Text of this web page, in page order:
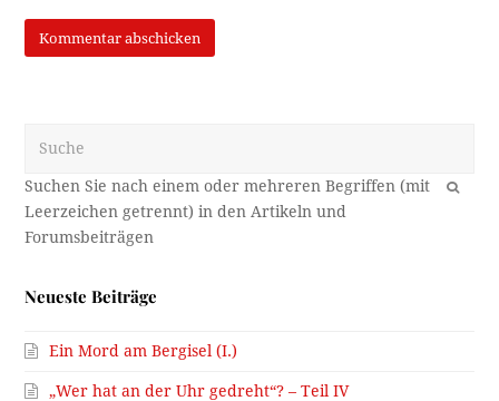
OK
Neueste Beiträge
Ein Mord am Bergisel (I.)
„Wer hat an der Uhr gedreht“? – Teil IV